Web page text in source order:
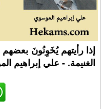
إذا رأيتهم يُخَوِنُونَ
الغنيمة. - علي إبراهيم